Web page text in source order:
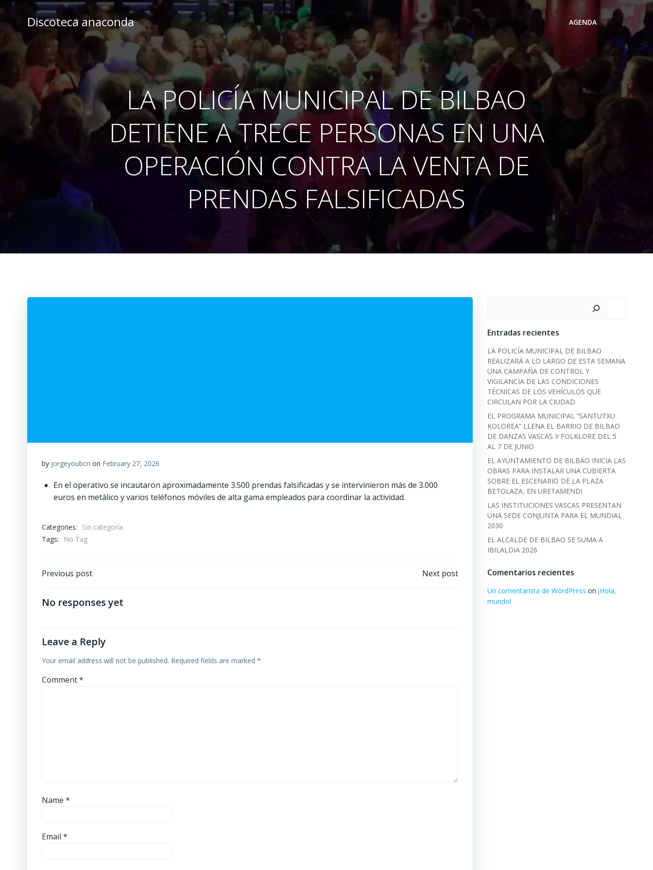
Skip
content Discoteca anaconda AGENDA
LA POLICÍA MUNICIPAL DE BILBAO
DETIENE A TRECE PERSONAS EN UNA
OPERACIÓN CONTRA LA VENTA DE
PRENDAS FALSIFICADAS
by jorgeyoubcn on February 27, 2026
En el operativo se incautaron aproximadamente 3.500 prendas falsificadas y se intervinieron más de 3.000
euros en metálico y varios teléfonos móviles de alta gama empleados para coordinar la actividad.
Categories:
Sin categoría
Tags:
No Tag
Post
navigation
Previous post Next post
No responses yet
Leave a Reply
Your email address will not be published. Required fields are marked *
Comment*
Name *
Email *
Entradas recientes
LA POLICÍA MUNICIPAL DE BILBAO
REALIZARÁ A LO LARGO DE ESTA SEMANA
UNA CAMPAÑA DE CONTROL Y
VIGILANCIA DE LAS CONDICIONES
TÉCNICAS DE LOS VEHÍCULOS QUE
CIRCULAN POR LA CIUDAD
EL PROGRAMA MUNICIPAL “SANTUTXU
KOLOREA” LLENA EL BARRIO DE BILBAO
DE DANZAS VASCAS Y FOLKLORE DEL 5
AL 7 DE JUNIO
EL AYUNTAMIENTO DE BILBAO INICIA LAS
OBRAS PARA INSTALAR UNA CUBIERTA
SOBRE EL ESCENARIO DE LA PLAZA
BETOLAZA, EN URETAMENDI
LAS INSTITUCIONES VASCAS PRESENTAN
UNA SEDE CONJUNTA PARA EL MUNDIAL
2030
EL ALCALDE DE BILBAO SE SUMA A
IBILALDIA 2026
Comentarios recientes
Un comentarista de WordPress on ¡Hola,
mundo!